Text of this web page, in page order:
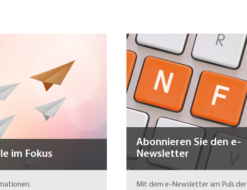
im Fokus
Abonnieren Sie den e-
Newsletter
Mit dem e-Newsletter am Puls der